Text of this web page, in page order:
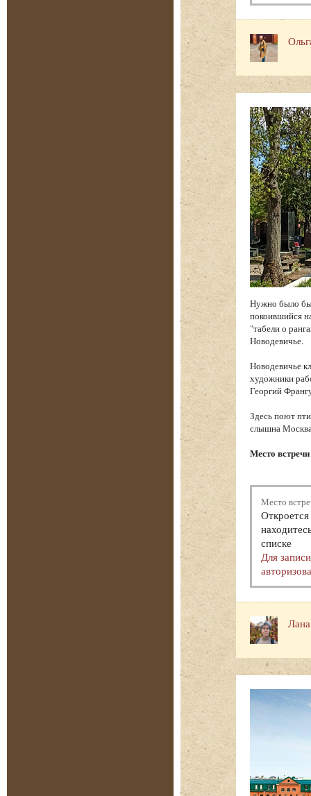
Нужно было
покоившийся
"табели о
Новодевичье.
Новодевичье
художники
Георгий
Здесь поют
слышна
Место
Место
списке
Для